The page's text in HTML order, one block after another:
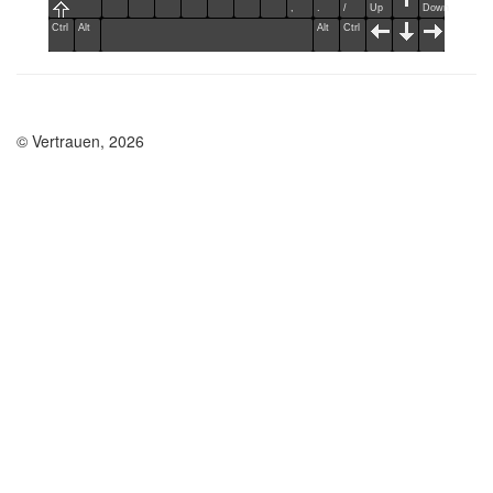
,
.
/
Up
Down
Ctrl
Alt Alt Ctrl
© Vertrauen, 2026